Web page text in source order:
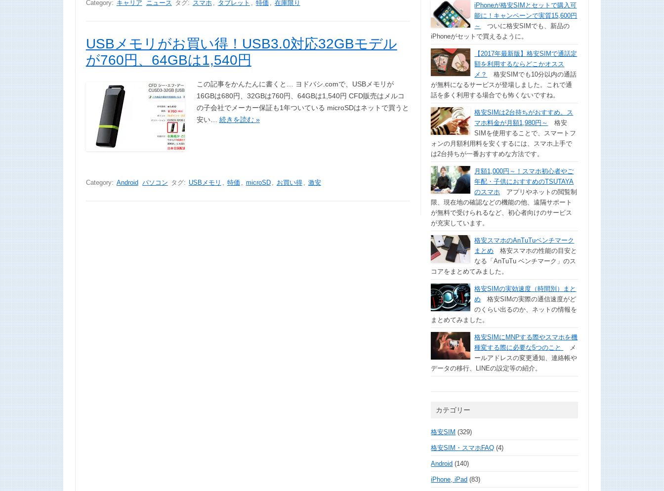
Category: キャリア ニュース タグ: スマホ , タブレット , 特価 , 在庫限り
USBメモリがお買い得！USB3.0対応32GBモデル
が760円、64GBは1,540円
この記事をかんたんに書くと… ヨドバシ.comで、USBメモリが
16GBは680円、32GBは760円、64GBは1,540円 CFD販売はメルコ
の子会社でメーカー保証も1年ついている microSDはネットで買うと
安い… 続きを読む »
Category: Android パソコン タグ: USBメモリ , 特価 , microSD , お買い得 , 激安
iPhoneが格安SIMとセットで購入可
能に！キャンペーンで実質15,600円
～
ついに格安SIMでも、新品の
iPhoneがセットで買えるように。
【2017年最新版】格安SIMで通話定
額を利用するならどこかオスス
メ？
格安SIMでも10分以内の通話
が無料になるサービスが登場しました。これで通
話を多く利用する場合でも怖くないですね。
格安SIMは2台持ちがおすすめ。ス
マホ料金が月額1,980円～
格安
SIMを使用することで、スマートフ
ォンの月額利用料を安くするには、スマホ上手で
は2台持ちが一番おすすめな方法です。
月額1,000円～！スマホ初心者やご
年配・子供におすすめのTSUTAYA
のスマホ アプリやネットの閲覧制
限、現在地の確認などの機能の他、遠隔サポート
が無料で受けられるなど、初心者向けのサービス
が充実しています。
格安スマホのAnTuTuベンチマーク
まとめ 格安スマホの性能の目安と
なる「AnTuTu ベンチマーク」のス
コアをまとめてみました。
格安SIMの実効速度（時間別）まと
め 格安SIMの実際の通信速度がど
のくらい出るのか、ネットの情報を
まとめてみました。
格安SIMにMNPする際やスマホを機
種変する際に必要な5つのこと
メ
ールアドレスの変更通知、連絡帳や
データの移行、LINEの設定等の紹介。
カテゴリー
格安SIM (329)
格安SIM・スマホFAQ (4)
Android (140)
iPhone, iPad (83)